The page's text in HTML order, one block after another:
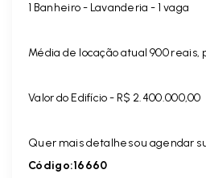
1 Banheiro - Lavanderia - 1 vaga
Média de locação atual 900 reais,
Valor do Edifício - R$ 2.400.000,00
Quer mais detalhes ou agendar
Código:16660